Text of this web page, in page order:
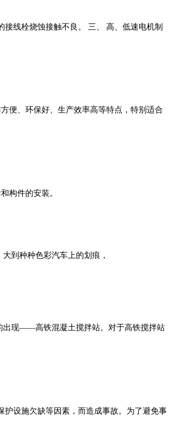
线栓烧蚀接触不良。 三、 高、低速电机制
便、环保好、生产效率高等特点，特别适合
构件的安装。
到种种色彩汽车上的划痕，
出现——高铁混凝土搅拌站。对于高铁搅拌站
设施欠缺等因素，而造成事故。为了避免事